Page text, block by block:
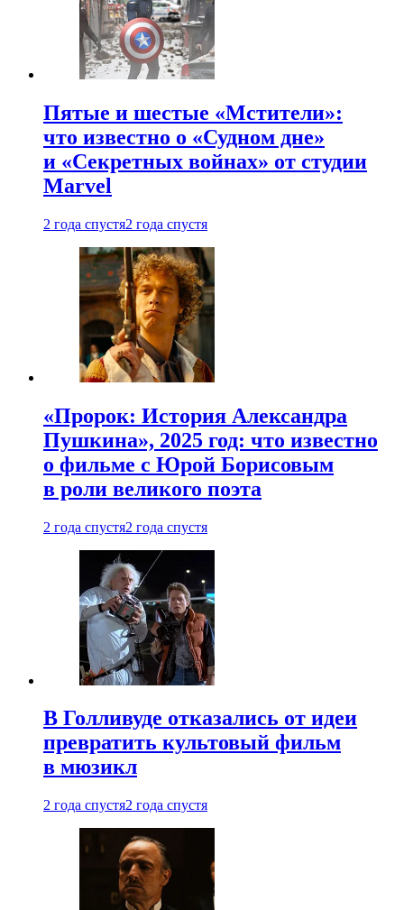
Пятые и шестые «Мстители»:
что известно о «Судном дне»
и «Секретных войнах» от студии
Marvel
2 года спустя2 года спустя
«Пророк: История Александра
Пушкина», 2025 год: что известно
о фильме с Юрой Борисовым
в роли великого поэта
2 года спустя2 года спустя
В Голливуде отказались от идеи
превратить культовый фильм
в мюзикл
2 года спустя2 года спустя